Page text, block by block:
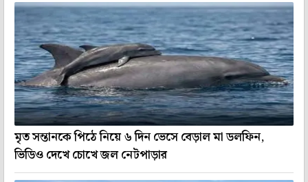
মৃত সন্তানকে পিঠে নিয়ে ৬ দিন ভেসে বেড়াল মা ডলফিন,
ভিডিও দেখে চোখে জল নেটপাড়ার